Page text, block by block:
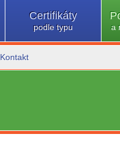
Certifikáty
podle typu a
Kontakt